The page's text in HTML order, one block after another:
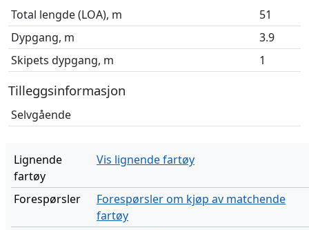
Total lengde (LOA), m
51
Dypgang, m
3.9
Skipets dypgang, m
1
Tilleggsinformasjon
Selvgående
Lignende
fartøy
Vis lignende fartøy
Forespørsler
Forespørsler om kjøp av matchende
fartøy